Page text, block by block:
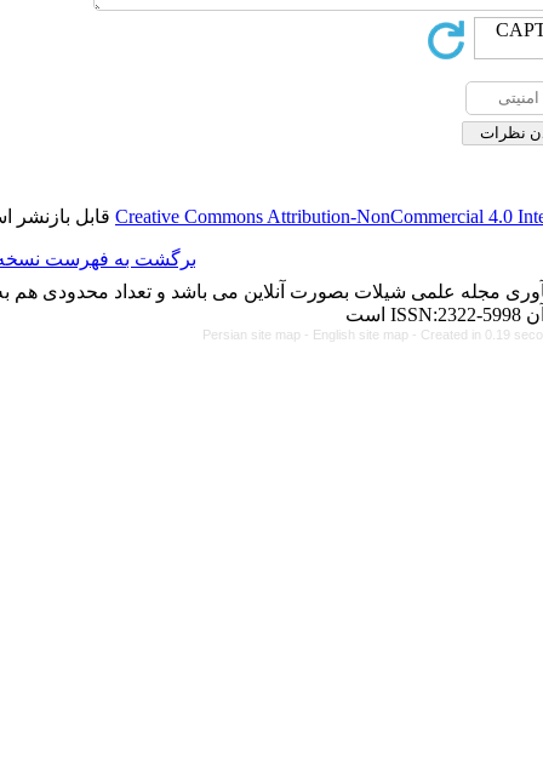
Creative Commonsقابل بازنشر است.
برگشت به فهرست نسخه ها
آنلاین می باشد و تعداد محدودی هم به چاپ می رساند. شماره
Persian site map -